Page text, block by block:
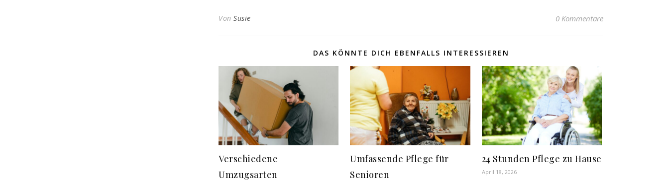
Von Susie 0 Kommentare
DAS KÖNNTE DICH EBENFALLS INTERESSIEREN
Verschiedene
Umzugsarten
Umfassende Pflege für
Senioren
24 Stunden Pflege zu Hause
April 18, 2026